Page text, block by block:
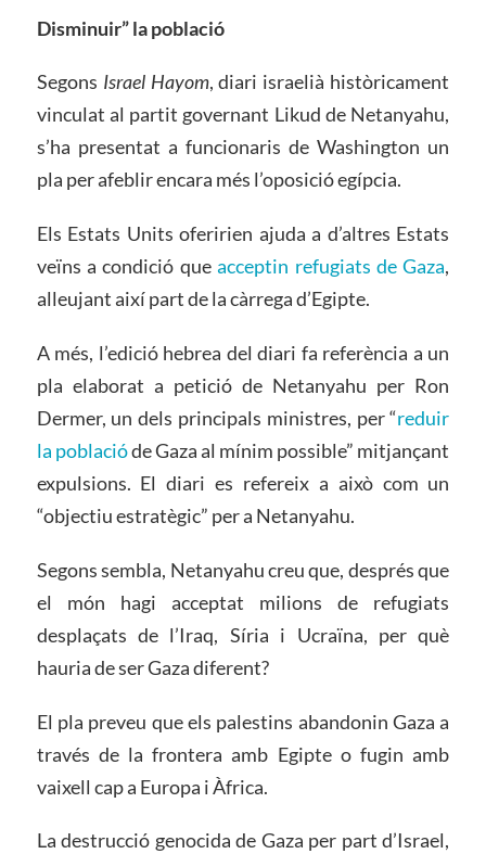
Disminuir” la població
Segons Israel Hayom, diari israelià històricament
vinculat al partit governant Likud de Netanyahu,
s’ha presentat a funcionaris de Washington un
pla per afeblir encara més l’oposició egípcia.
Els Estats Units oferirien ajuda a d’altres Estats
veïns a condició queacceptin refugiats de Gaza,
alleujant així part de la càrrega d’Egipte.
A més, l’edició hebrea del diari fa referència a un
pla elaborat a petició de Netanyahu per Ron
Dermer, un dels principals ministres, per “reduir
la poblacióde Gaza al mínim possible” mitjançant
expulsions. El diari es refereix a això com un
“objectiu estratègic” per a Netanyahu.
Segons sembla, Netanyahu creu que, després que
el món hagi acceptat milions de refugiats
desplaçats de l’Iraq, Síria i Ucraïna, per què
hauria de ser Gaza diferent?
El pla preveu que els palestins abandonin Gaza a
través de la frontera amb Egipte o fugin amb
vaixell cap a Europa i Àfrica.
La destrucció genocida de Gaza per part d’Israel,